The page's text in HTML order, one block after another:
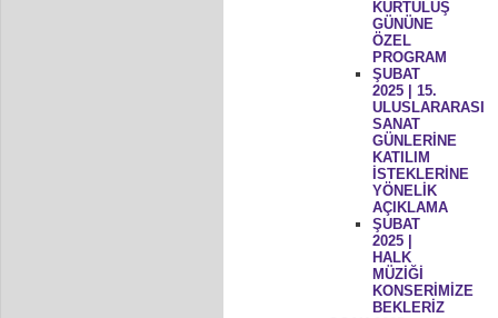
KURTULUŞ
GÜNÜNE
ÖZEL
PROGRAM
ŞUBAT
2025 | 15.
ULUSLARARASI
SANAT
GÜNLERİNE
KATILIM
İSTEKLERİNE
YÖNELİK
AÇIKLAMA
ŞUBAT
2025 |
HALK
MÜZİĞİ
KONSERİMİZE
BEKLERİZ